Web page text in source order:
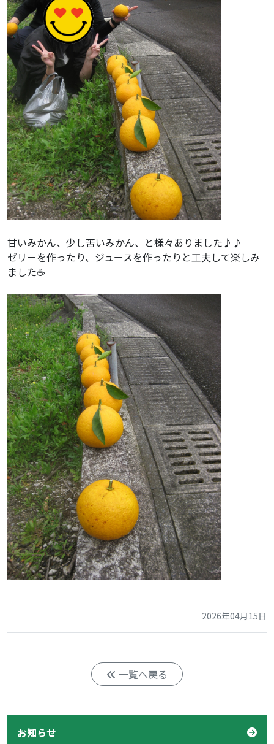
甘いみかん、少し苦いみかん、と様々ありました♪♪
ゼリーを作ったり、ジュースを作ったりと工夫して楽しみ
ました☕
2026年04月15日
一覧へ戻る
お知らせ